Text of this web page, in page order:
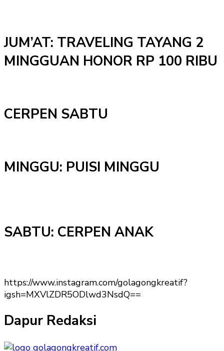
JUM’AT: TRAVELING TAYANG 2
MINGGUAN HONOR RP 100 RIBU
CERPEN SABTU
MINGGU: PUISI MINGGU
SABTU: CERPEN ANAK
https://www.instagram.com/golagongkreatif?
igsh=MXVlZDR5ODlwd3NsdQ==
Dapur Redaksi